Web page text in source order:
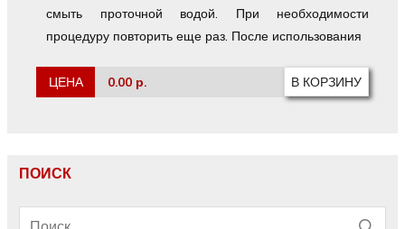
смыть проточной водой. При необходимости
процедуру повторить еще раз. После использования
ЦЕНА 0.00 р.
ПОИСК